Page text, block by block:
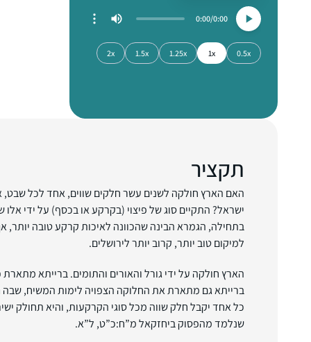
0:00
0:00
0.5x
1x
1.25x
1.5x
2x
תקציר
האם הארץ חולקה לשנים עשר חלקים שווים, אחד לכל שבט,
ישראל? התקיים סוג של פיצוי (בקרקע או בכסף) על ידי אלו
בתחילה, הגמרא הבינה שהכוונה לאיכות קרקע טובה יותר,
למיקום טוב יותר, קרוב יותר לירושלים.
הארץ חולקה על ידי גורל והאורים והתומים. ברייתא
ברייתא גם מתארת את החלוקה הצפויה לימות המשיח,
כל אחד יקבל חלק שווה מכל סוגי הקרקעות, והיא תחולק
שנלמד מהפסוק ביחזקאל מ”ח:כ”ט, ל”א.